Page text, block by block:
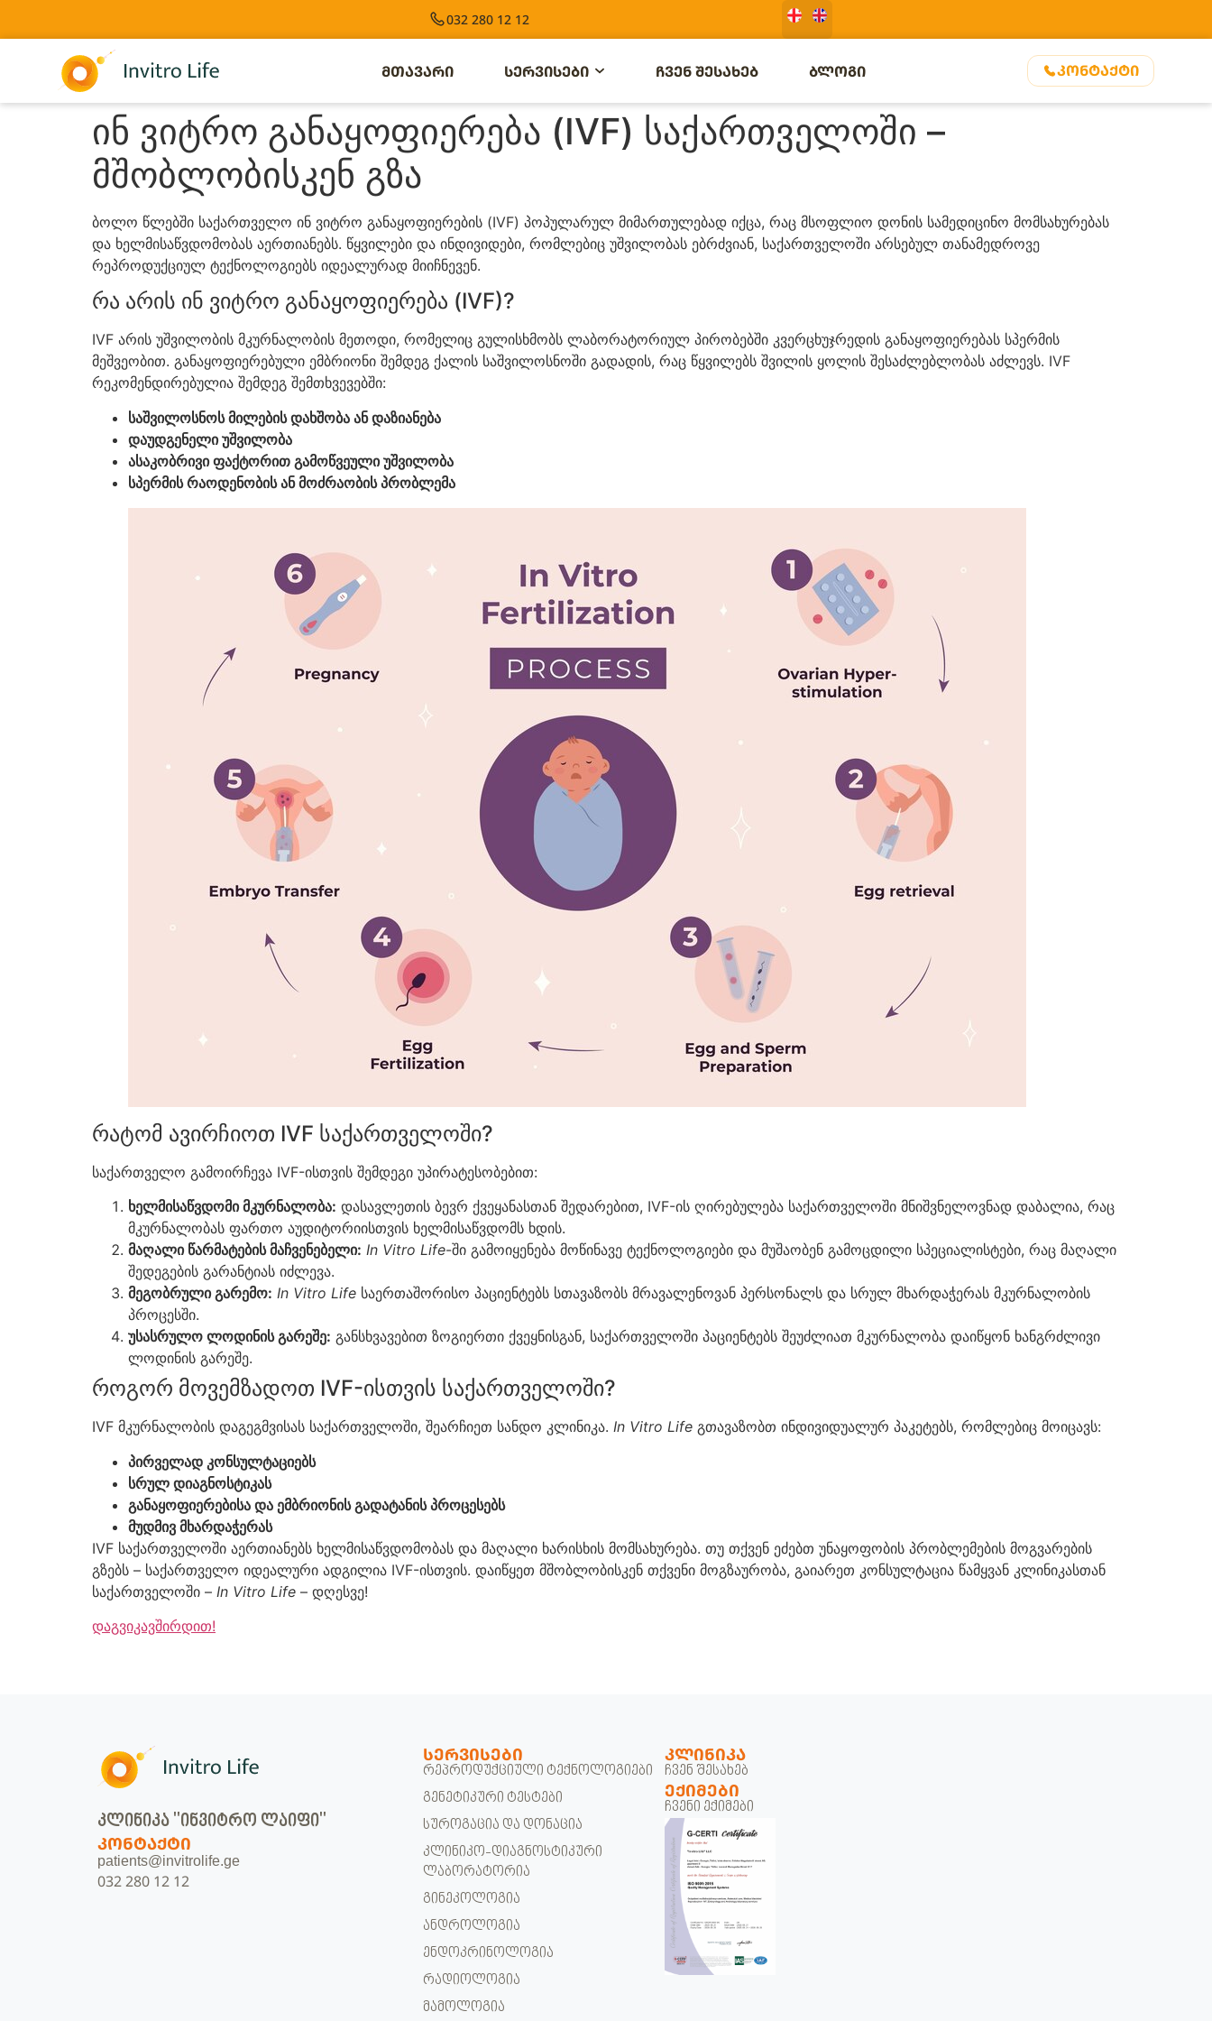
032 280 12 12
ᲛᲗᲐᲕᲐᲠᲘ ᲡᲔᲠᲕᲘᲡᲔᲑᲘ ᲩᲕᲔᲜ ᲨᲔᲡᲐᲮᲔᲑ ᲑᲚᲝᲒᲘ ᲙᲝᲜᲢᲐᲥᲢᲘ
ინ ვიტრო განაყოფიერება (IVF) საქართველოში –
მშობლობისკენ გზა
ბოლო წლებში საქართველო ინ ვიტრო განაყოფიერების (IVF) პოპულარულ მიმართულებად იქცა, რაც მსოფლიო დონის სამედიცინო მომსახურებას
და ხელმისაწვდომობას აერთიანებს. წყვილები და ინდივიდები, რომლებიც უშვილობას ებრძვიან, საქართველოში არსებულ თანამედროვე
რეპროდუქციულ ტექნოლოგიებს იდეალურად მიიჩნევენ.
რა არის ინ ვიტრო განაყოფიერება (IVF)?
IVF არის უშვილობის მკურნალობის მეთოდი, რომელიც გულისხმობს ლაბორატორიულ პირობებში კვერცხუჯრედის განაყოფიერებას სპერმის
მეშვეობით. განაყოფიერებული ემბრიონი შემდეგ ქალის საშვილოსნოში გადადის, რაც წყვილებს შვილის ყოლის შესაძლებლობას აძლევს. IVF
რეკომენდირებულია შემდეგ შემთხვევებში:
საშვილოსნოს მილების დახშობა ან დაზიანება
დაუდგენელი უშვილობა
ასაკობრივი ფაქტორით გამოწვეული უშვილობა
სპერმის რაოდენობის ან მოძრაობის პრობლემა
რატომ ავირჩიოთ IVF საქართველოში?
საქართველო გამოირჩევა IVF-ისთვის შემდეგი უპირატესობებით:
ხელმისაწვდომი მკურნალობა: დასავლეთის ბევრ ქვეყანასთან შედარებით, IVF-ის ღირებულება საქართველოში მნიშვნელოვნად დაბალია, რაც
მკურნალობას ფართო აუდიტორიისთვის ხელმისაწვდომს ხდის.
მაღალი წარმატების მაჩვენებელი: In Vitro Life-ში გამოიყენება მოწინავე ტექნოლოგიები და მუშაობენ გამოცდილი სპეციალისტები, რაც მაღალი
შედეგების გარანტიას იძლევა.
მეგობრული გარემო: In Vitro Life საერთაშორისო პაციენტებს სთავაზობს მრავალენოვან პერსონალს და სრულ მხარდაჭერას მკურნალობის
პროცესში.
უსასრულო ლოდინის გარეშე: განსხვავებით ზოგიერთი ქვეყნისგან, საქართველოში პაციენტებს შეუძლიათ მკურნალობა დაიწყონ ხანგრძლივი
ლოდინის გარეშე.
როგორ მოვემზადოთ IVF-ისთვის საქართველოში?
IVF მკურნალობის დაგეგმვისას საქართველოში, შეარჩიეთ სანდო კლინიკა. In Vitro Life გთავაზობთ ინდივიდუალურ პაკეტებს, რომლებიც მოიცავს:
პირველად კონსულტაციებს
სრულ დიაგნოსტიკას
განაყოფიერებისა და ემბრიონის გადატანის პროცესებს
მუდმივ მხარდაჭერას
IVF საქართველოში აერთიანებს ხელმისაწვდომობას და მაღალი ხარისხის მომსახურება. თუ თქვენ ეძებთ უნაყოფობის პრობლემების მოგვარების
გზებს – საქართველო იდეალური ადგილია IVF-ისთვის. დაიწყეთ მშობლობისკენ თქვენი მოგზაურობა, გაიარეთ კონსულტაცია წამყვან კლინიკასთან
საქართველოში – In Vitro Life – დღესვე!
დაგვიკავშირდით!
კლინიკა "ინვიტრო ლაიფი"
ᲙᲝᲜᲢᲐᲥᲢᲘ
patients@invitrolife.ge
032 280 12 12
ᲡᲔᲠᲕᲘᲡᲔᲑᲘ
რეპროდუქციული ტექნოლოგიები
გენეტიკური ტესტები
სუროგაცია და დონაცია
კლინიკო-დიაგნოსტიკური
ლაბორატორია
გინეკოლოგია
ანდროლოგია
ენდოკრინოლოგია
რადიოლოგია
მამოლოგია
ᲙᲚᲘᲜᲘᲙᲐ
ჩვენ შესახებ
ᲔᲥᲘᲛᲔᲑᲘ
ჩვენი ექიმები